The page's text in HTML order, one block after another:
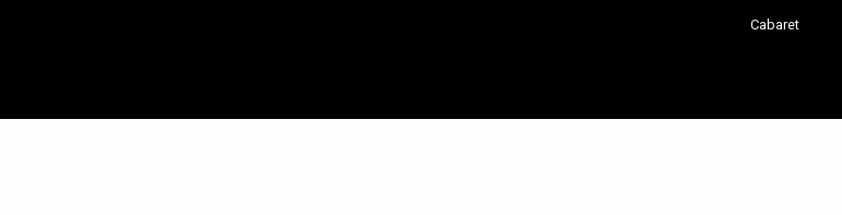
Cabaret